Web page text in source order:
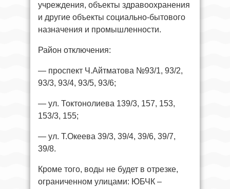
учреждения, объекты здравоохранения
и другие объекты социально-бытового
назначения и промышленности.
Район отключения:
— проспект Ч.Айтматова №93/1, 93/2,
93/3, 93/4, 93/5, 93/6;
— ул. Токтонолиева 139/3, 157, 153,
153/3, 155;
— ул. Т.Океева 39/3, 39/4, 39/6, 39/7,
39/8.
Кроме того, воды не будет в отрезке,
ограниченном улицами: ЮБЧК –